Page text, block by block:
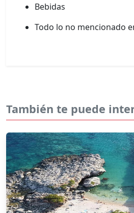
Bebidas
Todo lo no mencionado
También te puede